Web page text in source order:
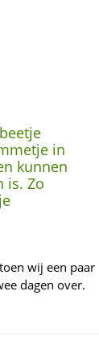
in
kunnen
is. Zo
wij een paar
dagen over.